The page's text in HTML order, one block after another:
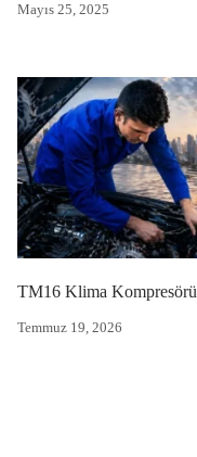
Mayıs 25, 2025
Temmuz 19, 2026
TM16 Klima Kompresörü